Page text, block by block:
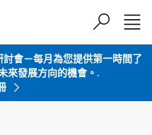
會－每月為您提供第一時間了
來發展方向的機會。.